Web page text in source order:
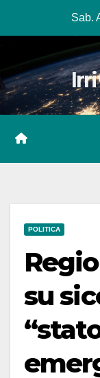
Sab.
POLITICA
su